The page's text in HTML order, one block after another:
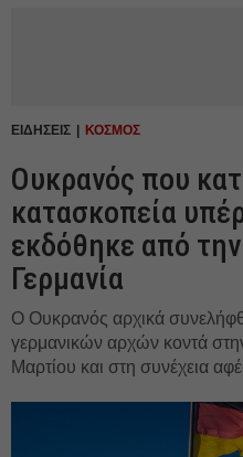
ΕΙΔΗΣΕΙΣ ΚΟΣΜΟΣ
Ουκρανός που
κατασκοπεία
εκδόθηκε από
Γερμανία
Ο Ουκρανός αρχικά
γερμανικών αρχών κοντά
Μαρτίου και στη συνέχεια